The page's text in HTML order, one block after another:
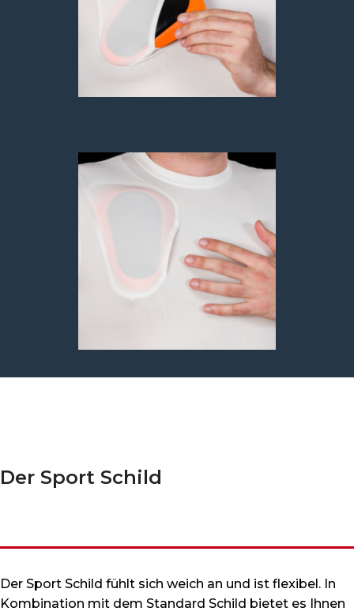
Der Sport Schild
Der Sport Schild fühlt sich weich an und ist flexibel. In
Kombination mit dem Standard Schild bietet es Ihnen